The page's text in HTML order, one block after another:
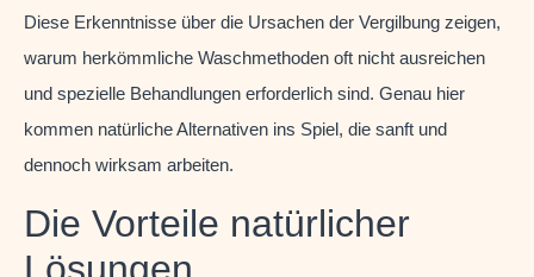
Diese Erkenntnisse über die Ursachen der Vergilbung zeigen,
warum herkömmliche Waschmethoden oft nicht ausreichen
und spezielle Behandlungen erforderlich sind. Genau hier
kommen natürliche Alternativen ins Spiel, die sanft und
dennoch wirksam arbeiten.
Die Vorteile natürlicher
Lösungen